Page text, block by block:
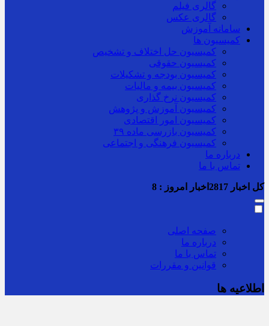
گالری فیلم
گالری عکس
سامانه آموزش
کمیسیون ها
کمیسیون حل اختلاف و تشخیص
کمیسیون حقوقی
کمیسیون بودجه و تشکیلات
کمیسیون بیمه و مالیات
کمیسیون نرخ گذاری
کمیسیون آموزش و پژوهش
کمیسیون امور اقتصادی
کمیسیون بازرسی ماده ۳۹
کمیسیون فرهنگی و اجتماعی
درباره ما
تماس با ما
کل اخبار اخبار امروز : 8
صفحه اصلی
درباره ما
تماس با ما
قوانین و مقررات
اطلاعیه ها